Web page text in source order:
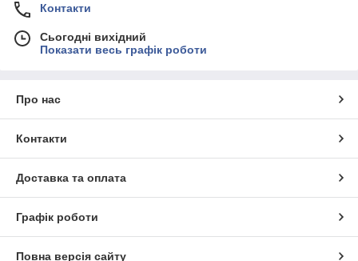
Контакти
Сьогодні вихідний
Показати весь графік роботи
Про нас
Контакти
Доставка та оплата
Графік роботи
Повна версія сайту